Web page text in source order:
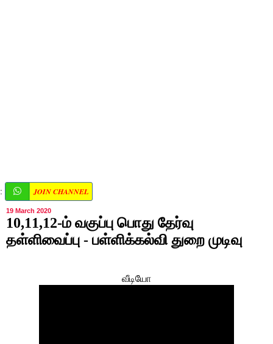
: JOIN CHANNEL
19 March 2020
10,11,12-ம் வகுப்பு பொது தேர்வு
தள்ளிவைப்பு - பள்ளிக்கல்வி துறை முடிவு
வீடியோ